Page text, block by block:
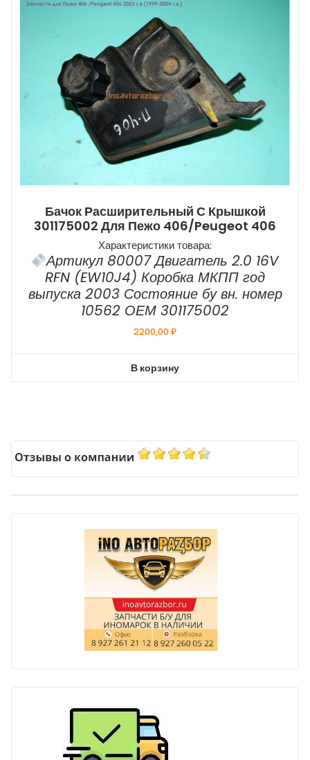
Бачок Расширительный С Крышкой
301175002 Для Пежо 406/Peugeot 406
Характеристики товара:
Артикул 80007 Двигатель 2.0 16V
RFN (EW10J4) Коробка МКПП год
выпуска 2003 Состояние бу вн. номер
10562 ОЕМ 301175002
2200,00₽
В корзину